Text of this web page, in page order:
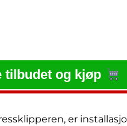
tilbudet og kjøp
er